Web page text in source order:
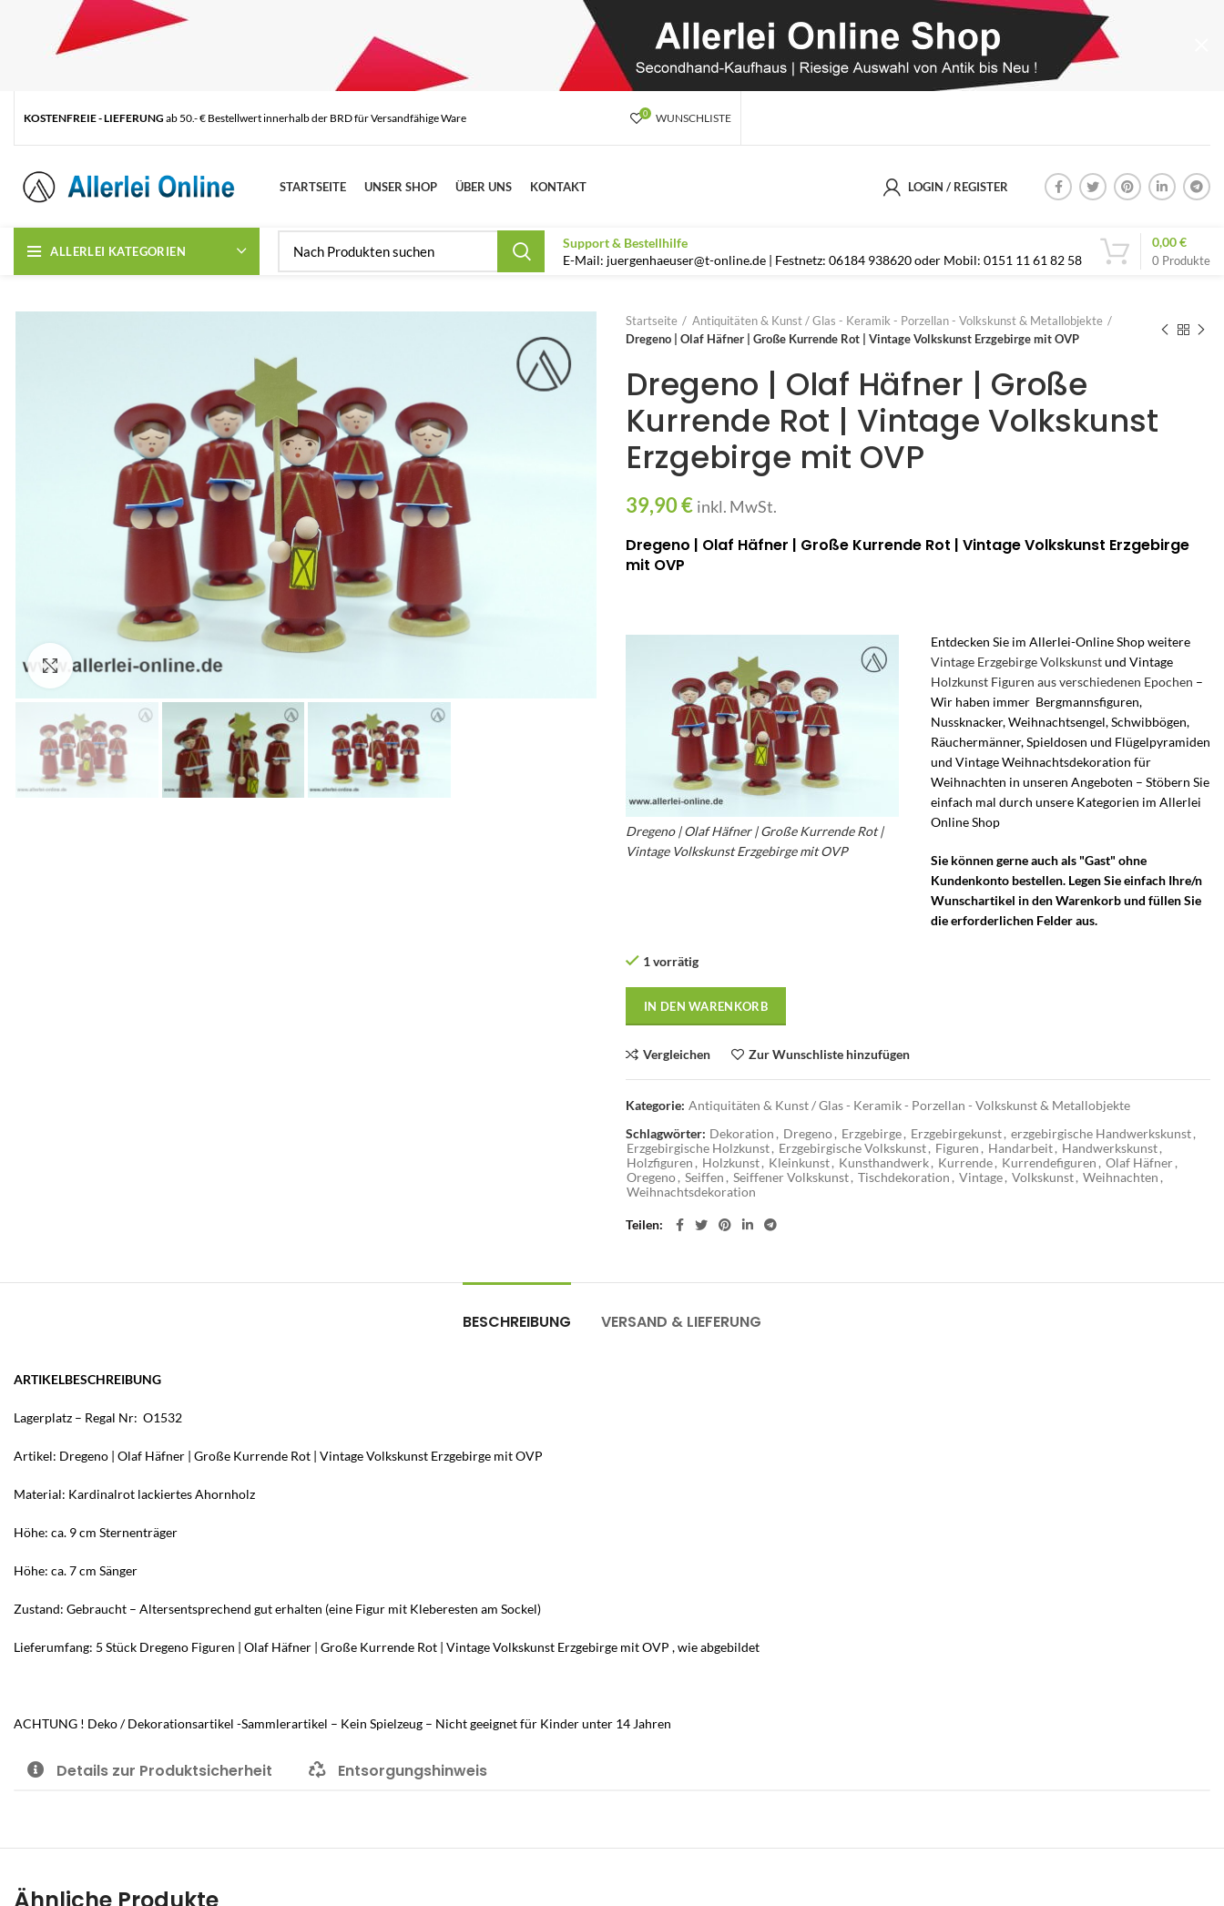
KOSTENFREIE - LIEFERUNG ab 50.- € Bestellwert innerhalb der BRD für Versandfähige Ware 0 WUNSCHLISTE
STARTSEITE UNSER SHOP ÜBER UNS KONTAKT LOGIN / REGISTER
ALLERLEI KATEGORIEN
Support & Bestellhilfe
E-Mail: juergenhaeuser@t-online.de | Festnetz: 06184 938620 oder Mobil: 0151 11 61 82 58
0 Produkte
0,00€
Zum Vergrößern anklicken
Startseite
Antiquitäten & Kunst / Glas - Keramik - Porzellan - Volkskunst & Metallobjekte
Dregeno | Olaf Häfner | Große Kurrende Rot | Vintage Volkskunst Erzgebirge mit OVP
Dregeno | Olaf Häfner | Große
Kurrende Rot | Vintage Volkskunst
Erzgebirge mit OVP
39,90€ inkl. MwSt.
Dregeno | Olaf Häfner | Große Kurrende Rot | Vintage Volkskunst Erzgebirge
mit OVP
Dregeno | Olaf Häfner | Große Kurrende Rot |
Vintage Volkskunst Erzgebirge mit OVP
Entdecken Sie im Allerlei-Online Shop weitere
Vintage Erzgebirge Volkskunstund Vintage
Holzkunst Figuren aus verschiedenen Epochen –
Wir haben immer Bergmannsfiguren,
Nussknacker, Weihnachtsengel, Schwibbögen,
Räuchermänner, Spieldosen und Flügelpyramiden
und Vintage Weihnachtsdekoration für
Weihnachten in unseren Angeboten – Stöbern Sie
einfach mal durch unsere Kategorien im Allerlei
Online Shop
Sie können gerne auch als "Gast" ohne
Kundenkonto bestellen. Legen Sie einfach Ihre/n
Wunschartikel in den Warenkorb und füllen Sie
die erforderlichen Felder aus.
1 vorrätig
IN DEN WARENKORB
Vergleichen Zur Wunschliste hinzufügen
Kategorie: Antiquitäten & Kunst / Glas - Keramik - Porzellan - Volkskunst & Metallobjekte
Schlagwörter: Dekoration , Dregeno, Erzgebirge, Erzgebirgekunst, erzgebirgische Handwerkskunst,
Erzgebirgische Holzkunst, Erzgebirgische Volkskunst, Figuren , Handarbeit, Handwerkskunst,
Holzfiguren , Holzkunst, Kleinkunst, Kunsthandwerk, Kurrende, Kurrendefiguren , Olaf Häfner,
Oregeno, Seiffen , Seiffener Volkskunst, Tischdekoration , Vintage, Volkskunst, Weihnachten ,
Weihnachtsdekoration
Teilen
BESCHREIBUNG VERSAND & LIEFERUNG
ARTIKELBESCHREIBUNG
Lagerplatz – Regal Nr: O1532
Artikel: Dregeno | Olaf Häfner | Große Kurrende Rot | Vintage Volkskunst Erzgebirge mit OVP
Material: Kardinalrot lackiertes Ahornholz
Höhe: ca. 9 cm Sternenträger
Höhe: ca. 7 cm Sänger
Zustand: Gebraucht – Altersentsprechend gut erhalten (eine Figur mit Kleberesten am Sockel)
Lieferumfang: 5 Stück Dregeno Figuren | Olaf Häfner | Große Kurrende Rot | Vintage Volkskunst Erzgebirge mit OVP , wie abgebildet
ACHTUNG ! Deko / Dekorationsartikel -Sammlerartikel – Kein Spielzeug – Nicht geeignet für Kinder unter 14 Jahren
Details zur Produktsicherheit Entsorgungshinweis
Ähnliche Produkte